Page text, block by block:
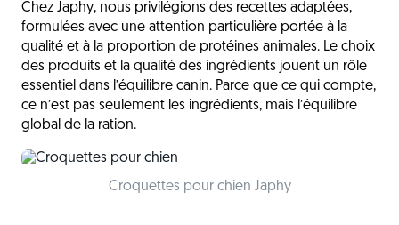
Chez Japhy, nous privilégions des recettes adaptées,
formulées avec une attention particulière portée à la
qualité et à la proportion de protéines animales. Le choix
des produits et la qualité des ingrédients jouent un rôle
essentiel dans l’équilibre canin. Parce que ce qui compte,
ce n’est pas seulement les ingrédients, mais l’équilibre
global de la ration.
Croquettes pour chien Japhy